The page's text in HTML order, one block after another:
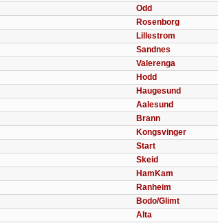
Odd
Rosenborg
Lillestrom
Sandnes
Valerenga
Hodd
Haugesund
Aalesund
Brann
Kongsvinger
Start
Skeid
HamKam
Ranheim
Bodo/Glimt
Alta